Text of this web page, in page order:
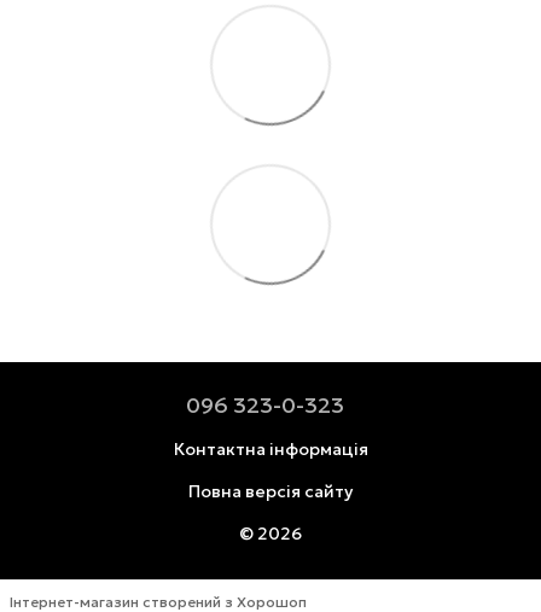
096 323-0-323
Контактна інформація
Повна версія сайту
© 2026
Інтернет-магазин створений з Хорошоп